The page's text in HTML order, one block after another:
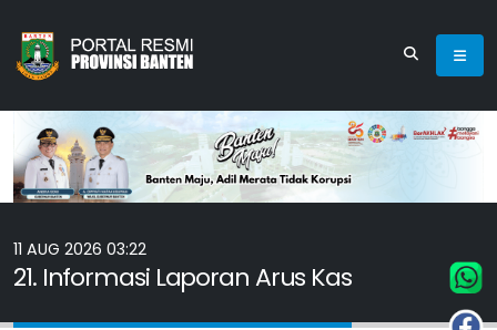
21. Informasi Laporan Arus Kas
11 AUG 2026 03:22